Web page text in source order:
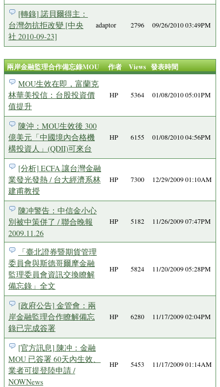
[轉錄] 諾貝爾得主：
台灣勿抗拒改變 [中央
社 2010-09-23]
adaptor 2796 09/26/2010 03:49PM
兩岸金融監理合作備忘錄MOU 作者 Views 發表時間
MOU生效在即，富蘭克
林華美投信：台股投資價
值提升
HP 5364 01/08/2010 05:01PM
陳沖：MOU生效後 300
億美元「中國境內合格機
構投資人」(QDII)可來台
HP 6155 01/08/2010 04:56PM
[分析] ECFA 讓台灣金融
業發光發熱 / 台大經濟系林
建甫教授
HP 7300 12/29/2009 01:10AM
陳冲警告：中信金小心
別被中策併了 / 聯合晚報
2009.11.26
HP 5182 11/26/2009 07:47PM
「臺北證券暨期貨管理
委員會與斯德哥爾摩金融
監理委員會資訊交換瞭解
備忘錄」全文
HP 5824 11/20/2009 05:28PM
[政府公告] 金管會：兩
岸金融監理合作瞭解備忘
錄已完成簽署
HP 6280 11/17/2009 02:04PM
[官方訊息] 陳冲：金融
MOU 已簽署 60天內生效、
業者可提登陸申請 /
NOWNews
HP 5453 11/17/2009 01:14AM